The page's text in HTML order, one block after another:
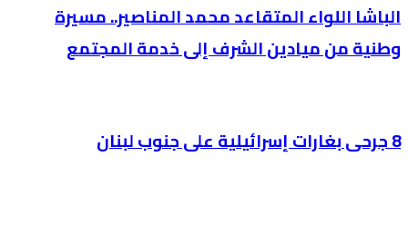
الباشا اللواء المتقاعد محمد المناصير.. مسيرة
وطنية من ميادين الشرف إلى خدمة المجتمع
8 جرحى بغارات إسرائيلية على جنوب لبنان